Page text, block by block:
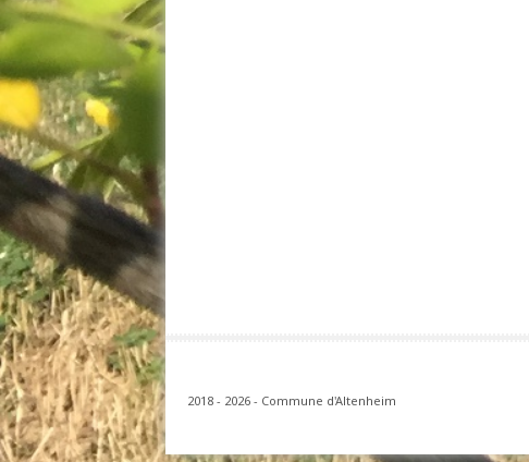
2018 - 2026 - Commune d'Altenheim